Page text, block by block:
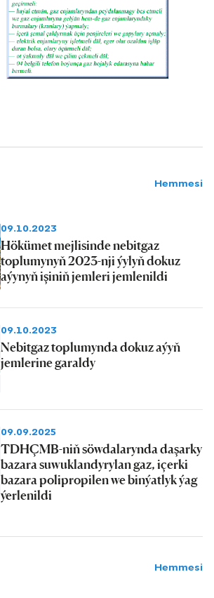
Hemmesi
09.10.2023
Hökümet mejlisinde nebitgaz
toplumynyň 2023-nji ýylyň dokuz
aýynyň işiniň jemleri jemlenildi
09.10.2023
Nebitgaz toplumynda dokuz aýyň
jemlerine garaldy
09.09.2025
TDHÇMB-niň söwdalarynda daşarky
bazara suwuklandyrylan gaz, içerki
bazara polipropilen we binýatlyk ýag
ýerlenildi
Hemmesi